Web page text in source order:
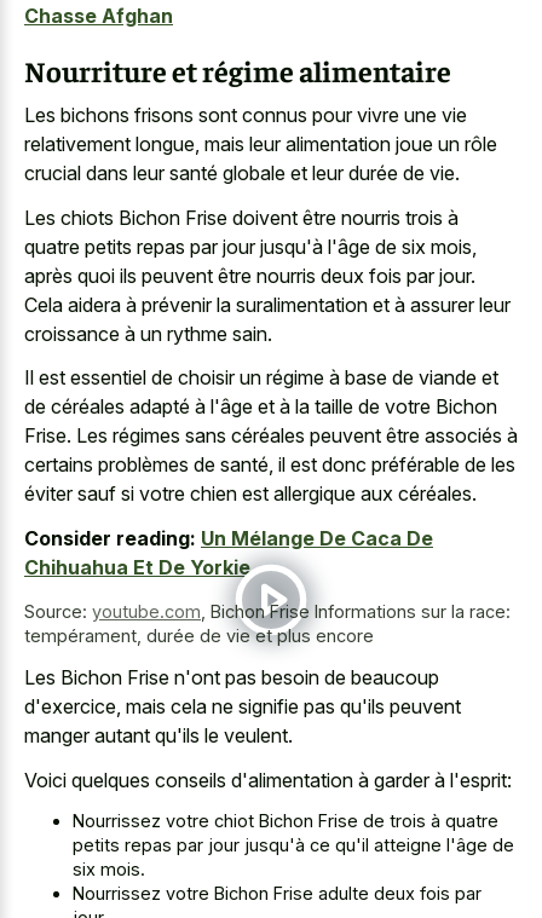
Chasse Afghan
Nourriture et régime alimentaire
Les bichons frisons sont connus pour vivre une vie
relativement longue, mais leur alimentation joue un rôle
crucial dans leur santé globale et leur durée de vie.
Les chiots Bichon Frise doivent être nourris trois à
quatre petits repas par jour jusqu'à l'âge de six mois,
après quoi ils peuvent être nourris deux fois par jour.
Cela aidera à prévenir la suralimentation et à assurer leur
croissance à un rythme sain.
Il est essentiel de choisir un régime à base de viande et
de céréales adapté à l'âge et à la taille de votre Bichon
Frise. Les régimes sans céréales peuvent être associés à
certains problèmes de santé, il est donc préférable de les
éviter sauf si votre chien est allergique aux céréales.
Consider reading: Un Mélange De Caca De
Chihuahua Et De Yorkie
Source: youtube.com Bichon Frise Informations sur la race:
tempérament, durée de vie et plus encore
Les Bichon Frise n'ont pas besoin de beaucoup
d'exercice, mais cela ne signifie pas qu'ils peuvent
manger autant qu'ils le veulent.
Voici quelques conseils d'alimentation à garder à l'esprit:
Nourrissez votre chiot Bichon Frise de trois à quatre
petits repas par jour jusqu'à ce qu'il atteigne l'âge de
six mois.
Nourrissez votre Bichon Frise adulte deux fois par